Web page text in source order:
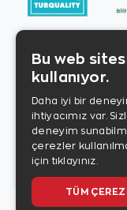
Copyright
Zen
Bu web
kullanıyor.
Daha iyi bir
ihtiyacımız var.
deneyim
çerezler
için tıklayınız.
TÜM